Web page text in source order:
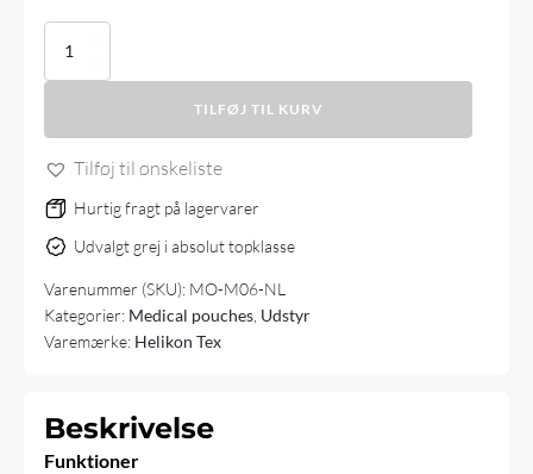
Helikon-
-
Med
antal
TILFØJ TIL KURV
Tilføj til ønskeliste
Hurtig fragt på lagervarer
Udvalgt grej i absolut topklasse
Varenummer (SKU): MO-M06-NL
Kategorier: Medical pouches Udstyr
Varemærke: Helikon Tex
Beskrivelse
Funktioner